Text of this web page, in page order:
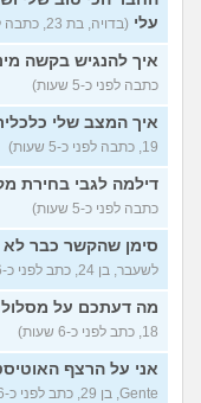
מין?
חבר שלי תקוע אצלי
המלחמה, מה לעשות
(אנונימי, בן 15)
לסבית או לא לסבית
לעשות עם זה?
ומתייעצת, בת 18)
איך את מתמודדים
בן 22)
עוד
עלי (בדויה, בת 23, כתבה לפני כ-5 שעות)
איך להנגיש בקשה
כתבה לפני כ-5 שעות)
איך המצב שלי
19, כתבה לפני כ-5 שעות)
דילמה לגבי בחירת
כתבה לפני כ-5 שעות)
סימן שהקשר כבר לא
לשעבר, בן 24, כתב לפני כ-6 שעות)
מה דעתכם על מסלול
18, כתב לפני כ-6 שעות)
אני על הרצף
Gente, בן 29, כתב לפני כ-6 שעות)